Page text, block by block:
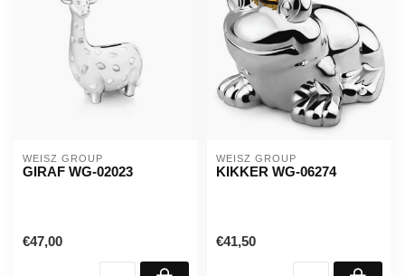
WEISZ GROUP
GIRAF WG-02023
€47,00
WEISZ GROUP
KIKKER WG-06274
€41,50